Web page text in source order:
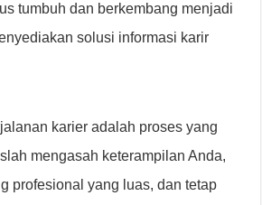
tumbuh dan berkembang menjadi
solusi informasi karir
karier adalah proses yang
mengasah keterampilan Anda,
profesional yang luas, dan tetap